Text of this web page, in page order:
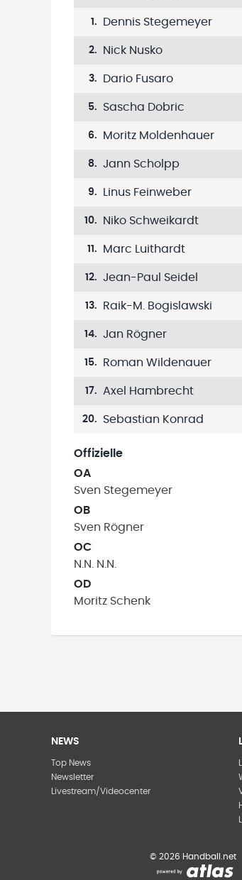
1 . Dennis Stegemeyer
2. Nick Nusko
3. Dario Fusaro
5. Sascha Dobric
6. Moritz Moldenhauer
8. Jann Scholpp
9. Linus Feinweber
10. Niko Schweikardt
11 . Marc Luithardt
12. Jean-Paul Seidel
13. Raik-M. Bogislawski
14. Jan Rögner
15. Roman Wildenauer
17. Axel Hambrecht
20. Sebastian Konrad
Offizielle
OA
Sven Stegemeyer
OB
Sven Rögner
OC
N.N.
N.N.
OD
Moritz Schenk
NEWS
Top News
Newsletter
Livestream/Videocenter
© 2026 Handball.net